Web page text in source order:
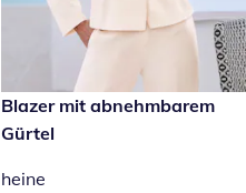
119,00 €
Blazer mit abnehmbarem
Gürtel
heine